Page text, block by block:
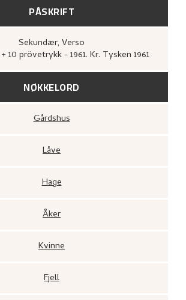
PÅSKRIFT
Sekundær, Verso
10 prövetrykk - 1961. Kr. Tysken 1961
NØKKELORD
Gårdshus
Låve
Hage
Åker
Kvinne
Fjell